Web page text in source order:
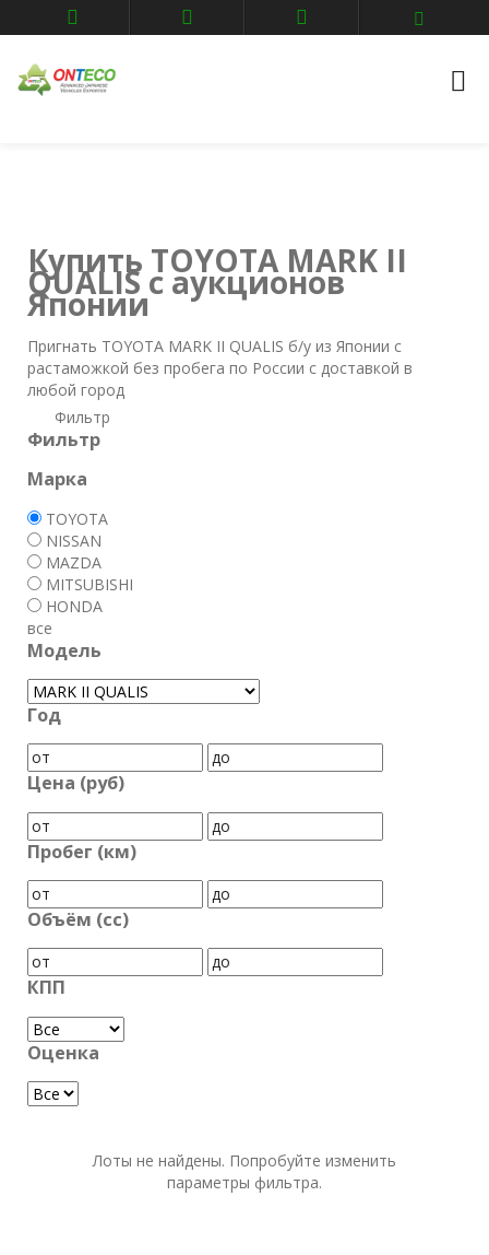
Главная
Авто аукционы
MARK II QUALIS
Купить TOYOTA MARK II
QUALIS с аукционов
Японии
Пригнать TOYOTA MARK II QUALIS б/у из Японии с
растаможкой без пробега по России с доставкой в
любой город
Фильтр
Фильтр
Марка
TOYOTA
NISSAN
MAZDA
MITSUBISHI
HONDA
все
Модель
Год
Цена (руб)
Пробег (км)
Объём (cc)
КПП
Оценка
Лоты не найдены. Попробуйте изменить
параметры фильтра.